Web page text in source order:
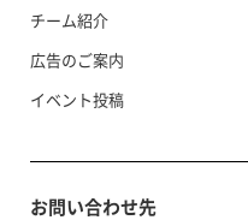
チーム紹介
広告のご案内
イベント投稿
お問い合わせ先